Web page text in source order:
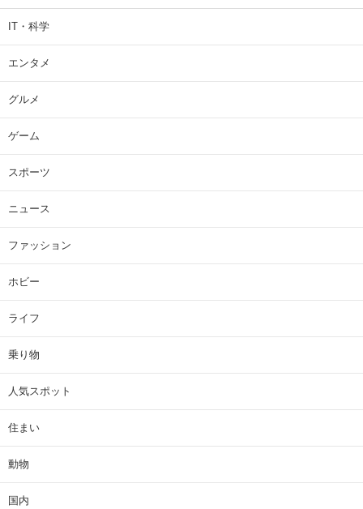
IT・科学
エンタメ
グルメ
ゲーム
スポーツ
ニュース
ファッション
ホビー
ライフ
乗り物
人気スポット
住まい
動物
国内